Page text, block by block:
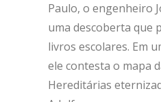
Paulo, o engenheiro
uma descoberta que
livros escolares. Em
ele contesta o mapa
Hereditárias